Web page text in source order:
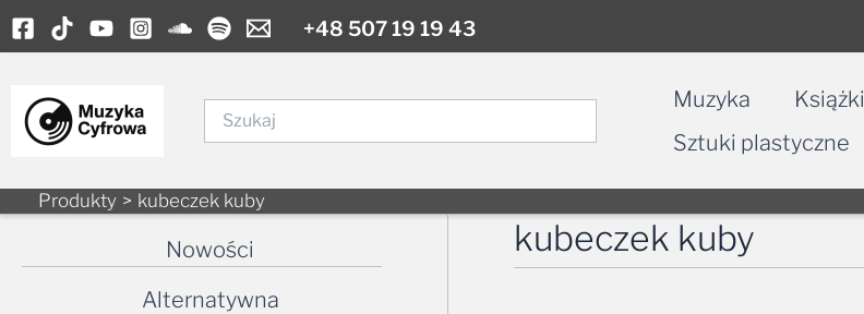
Skip
to
+48 507 19 19 43
Muzyka Książki
Sztuki plastyczne
Produkty kubeczek kuby
Nowości
Alternatywna
kubeczek kuby